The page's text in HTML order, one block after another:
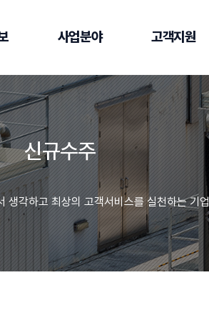
사업분야 고객지원
신규수주
생각하고 최상의 고객서비스를 실천하는 기업